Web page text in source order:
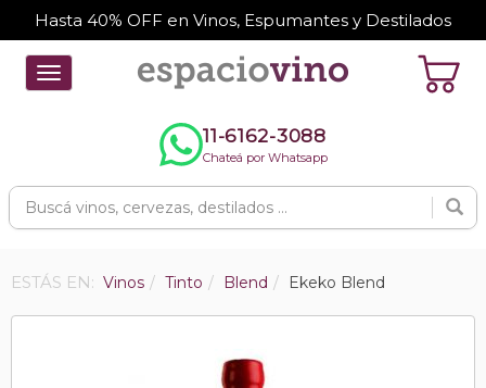
Hasta 40% OFF en Vinos, Espumantes y Destilados
Toggle
navigation
11-6162-3088
Chateá por Whatsapp
ESTÁS EN: Vinos Tinto Blend Ekeko Blend